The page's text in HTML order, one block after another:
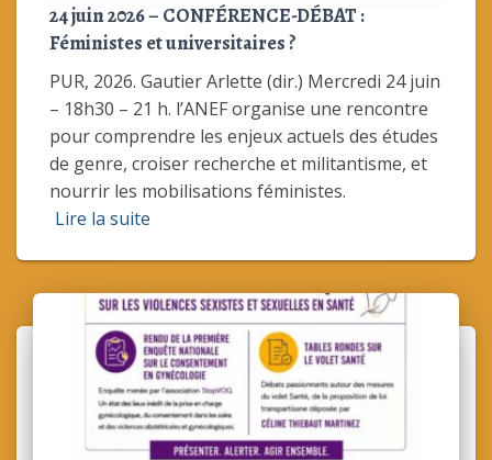
24 juin 2026 – CONFÉRENCE-DÉBAT :
Féministes et universitaires ?
PUR, 2026. Gautier Arlette (dir.) Mercredi 24 juin
– 18h30 – 21 h. l’ANEF organise une rencontre
pour comprendre les enjeux actuels des études
de genre, croiser recherche et militantisme, et
nourrir les mobilisations féministes.
Lire la suite